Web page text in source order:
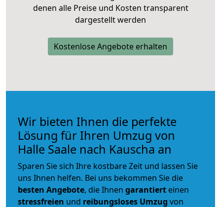
denen alle Preise und Kosten transparent
dargestellt werden
Kostenlose Angebote erhalten
Wir bieten Ihnen die perfekte
Lösung für Ihren Umzug von
Halle Saale nach Kauscha an
Sparen Sie sich Ihre kostbare Zeit und lassen Sie
uns Ihnen helfen. Bei uns bekommen Sie die
besten Angebote, die Ihnen garantiert einen
stressfreien und reibungsloses Umzug von